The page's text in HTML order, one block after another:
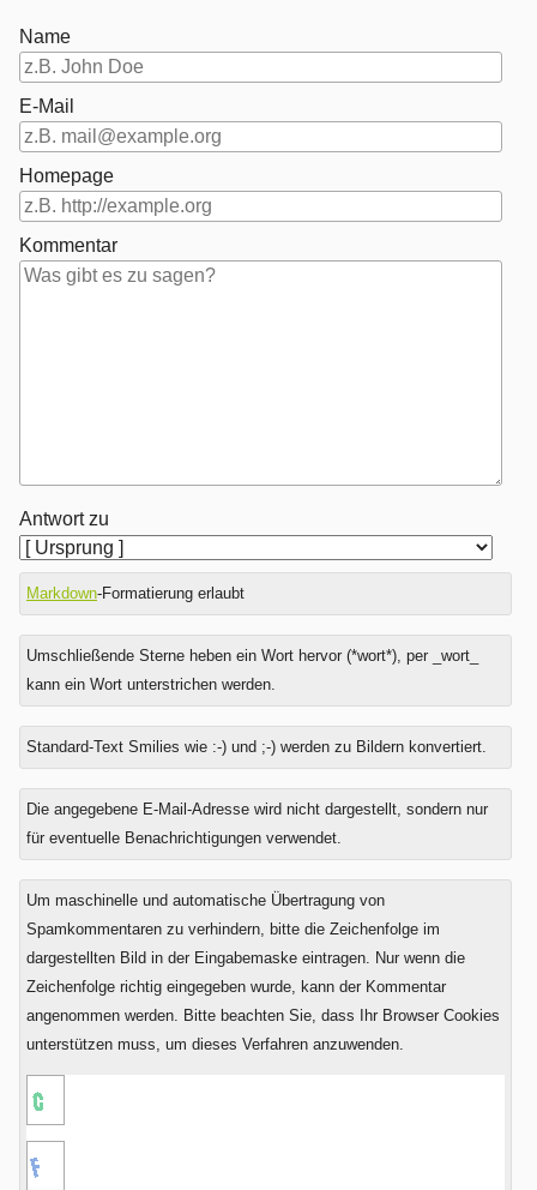
Name
E-Mail
Homepage
Kommentar
Antwort zu
Markdown-Formatierung erlaubt
Umschließende Sterne heben ein Wort hervor (*wort*), per _wort_
kann ein Wort unterstrichen werden.
Standard-Text Smilies wie :-) und ;-) werden zu Bildern konvertiert.
Was
ist
Null
plus
Die angegebene E-Mail-Adresse wird nicht dargestellt, sondern nur
für eventuelle Benachrichtigungen verwendet.
Um maschinelle und automatische Übertragung von
Spamkommentaren zu verhindern, bitte die Zeichenfolge im
dargestellten Bild in der Eingabemaske eintragen. Nur wenn die
Zeichenfolge richtig eingegeben wurde, kann der Kommentar
angenommen werden. Bitte beachten Sie, dass Ihr Browser Cookies
unterstützen muss, um dieses Verfahren anzuwenden.